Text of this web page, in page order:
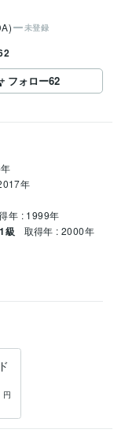
未登録
フォロー62
年
年 : 1999年
級 取得年 : 2000年
円